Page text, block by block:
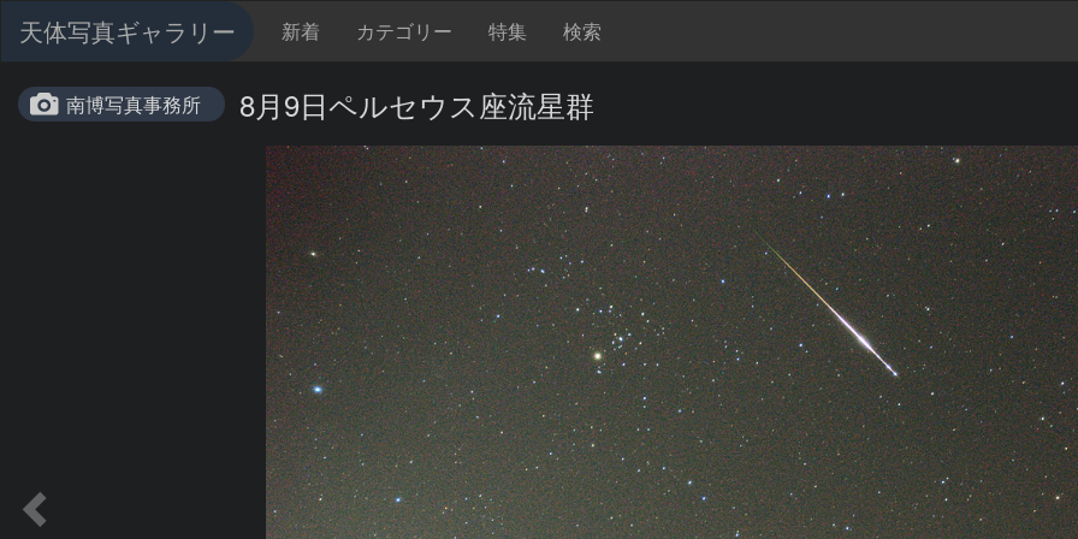
天体写真ギャラリー 新着 カテゴリー 特集 検索
南博写真事務所 8月9日ペルセウス座流星群